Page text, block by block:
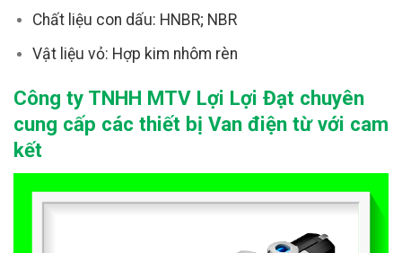
Chất liệu con dấu: HNBR; NBR
Vật liệu vỏ: Hợp kim nhôm rèn
Công ty TNHH MTV Lợi Lợi Đạt chuyên
cung cấp các thiết bị Van điện từ với cam
kết